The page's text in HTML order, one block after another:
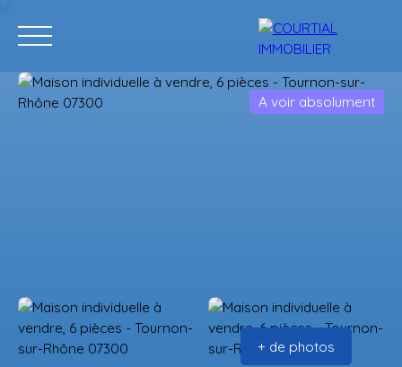
A voir absolument
+ de photos